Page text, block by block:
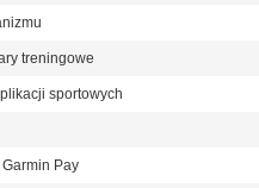
treningowe
sportowych
Pay